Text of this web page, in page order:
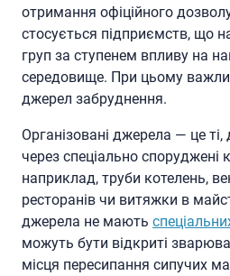
отримання офіційного
стосується підприємств, що
груп за ступенем впливу на
середовище. При цьому
джерел забруднення.
Організовані джерела — це
через спеціально споруджені
наприклад, труби котелень,
ресторанів чи витяжки в
джерела не мають
можуть бути відкриті
місця пересипання сипучих